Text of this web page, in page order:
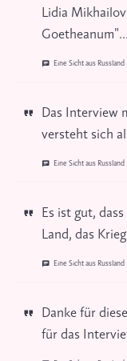
Lidia
Goetheanum"...
Eine Sicht aus Russland
Das Interview
versteht sich
Eine Sicht aus Russland
Es ist gut,
Land, das
Eine Sicht aus Russland
Danke für
für das